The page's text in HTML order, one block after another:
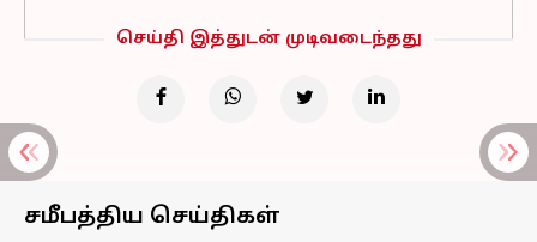
செய்தி இத்துடன் முடிவடைந்தது
சமீபத்திய செய்திகள்